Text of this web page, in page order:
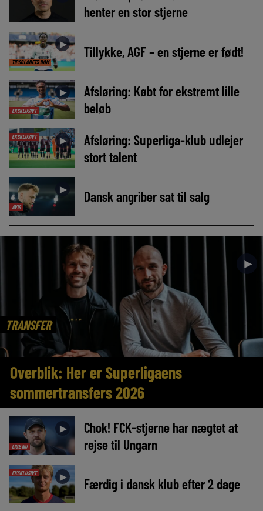
henter en stor stjerne
TIPSBLADETS DOM
► Tillykke, AGF – en stjerne er født!
EKSKLUSIVT
►
Afsløring: Købt for ekstremt lille
beløb
EKSKLUSIVT ►
Afsløring: Superliga-klub udlejer
stort talent
AVIS
► Dansk angriber sat til salg
TRANSFER
►
Overblik: Her er Superligaens
sommertransfers 2026
LIGE NU
►
Chok! FCK-stjerne har nægtet at
rejse til Ungarn
EKSKLUSIVT ► Færdig i dansk klub efter 2 dage